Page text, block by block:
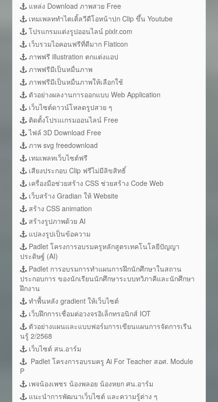
แหล่ง Download ภาพสวย Free
เทมเพลททำไตเติ้ลวีดีโอหน้าปก Clip ขึ้น Youtube
โปรแกรมแต่งรูปออนไลน์ pixlr.com
เว็บรวมไอคอนฟรีที่ดีมาก Flaticon
ภาพฟรี illustration ตกแต่งแอป
ภาพฟรีมีเป็นหมื่นภาพ
ภาพฟรีมีเป็นหมื่นภาพให้เลือกใช้
ตัวอย่างผลงานการออกแบบ Web Application
เว็บไซต์ดาวน์โหลดรูปสวย ๆ
ติดตั้งโปรแเกรมออนไลน์ Free
ไฟล์ 3D Download Free
ภาพ svg freedownload
เทมเพลทเว็บไซต์ฟรี
เสียงประกอบ Clip ฟรีไม่มีลิขสิทธิ์
เครื่องมือช่วยสร้าง CSS ช่วยสร้าง Code Web
เว็บสร้าง Gradian ให้ Website
สร้าง CSS animation
สร้างรูปภาพด้วย AI
แปลงรูปเป็นข้อความ
Padlet โครงการอบรมครูหลักสูตรเทคโนโลยีปัญญา
ประดิษฐ์ (AI)
Padlet การอบรมการทำแผนการฝึกนักศึกษาในสถาน
ประกอบการ ของนักเรียนนักศึกษาระบบทวิภาคีและนักศึกษา
ฝึกงาน
ทำพื้นหลัง gradient ให้เว็บไซต์
เว็บฝึกการเชื่อมต่อวงจรอิเล็กทรอนิกส์ IOT
ตัวอย่างแผนและแบบฟอร์มการเขียนแผนการจัดการเรีน
นรู้ 2/2568
เว็บไซต์ สน.อาร์ม
Padlet โครงการอบรมครู Ai For Teacher สอศ. Module
P
เพจน้องเพชร น้องพลอย น้องหยก ศน.อาร์ม
แนะนำการพัฒนาเว็บไซต์ และความรู้ต่าง ๆ